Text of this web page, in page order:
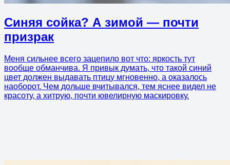
Синяя сойка? А зимой — почти
призрак
Меня сильнее всего зацепило вот что: яркость тут
вообще обманчива. Я привык думать, что такой синий
цвет должен выдавать птицу мгновенно, а оказалось
наоборот. Чем дольше вчитывался, тем яснее видел не
красоту, а хитрую, почти ювелирную маскировку.